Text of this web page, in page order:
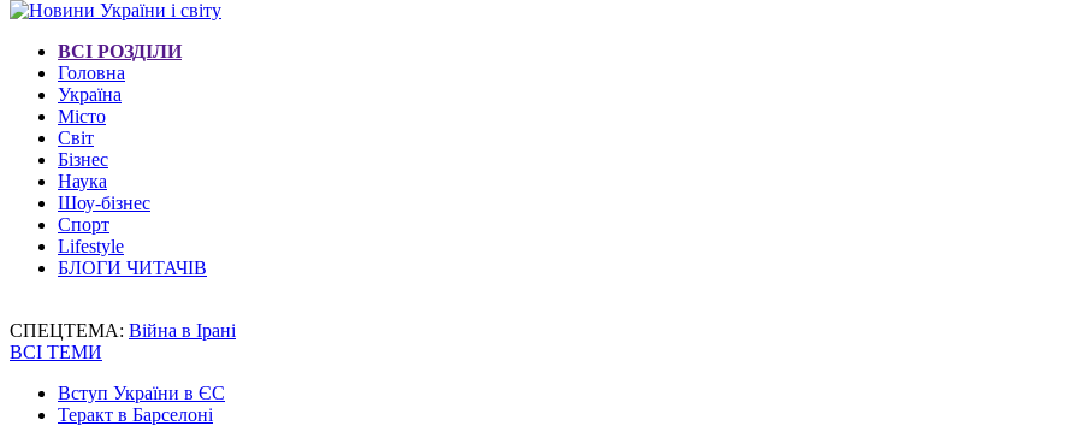
ВСІ РОЗДІЛИ
Головна
Україна
Місто
Світ
Бізнес
Наука
Шоу-бізнес
Спорт
Lifestyle
БЛОГИ ЧИТАЧІВ
СПЕЦТЕМА: Війна в Ірані
ВСІ ТЕМИ
Вступ України в ЄС
Теракт в Барселоні